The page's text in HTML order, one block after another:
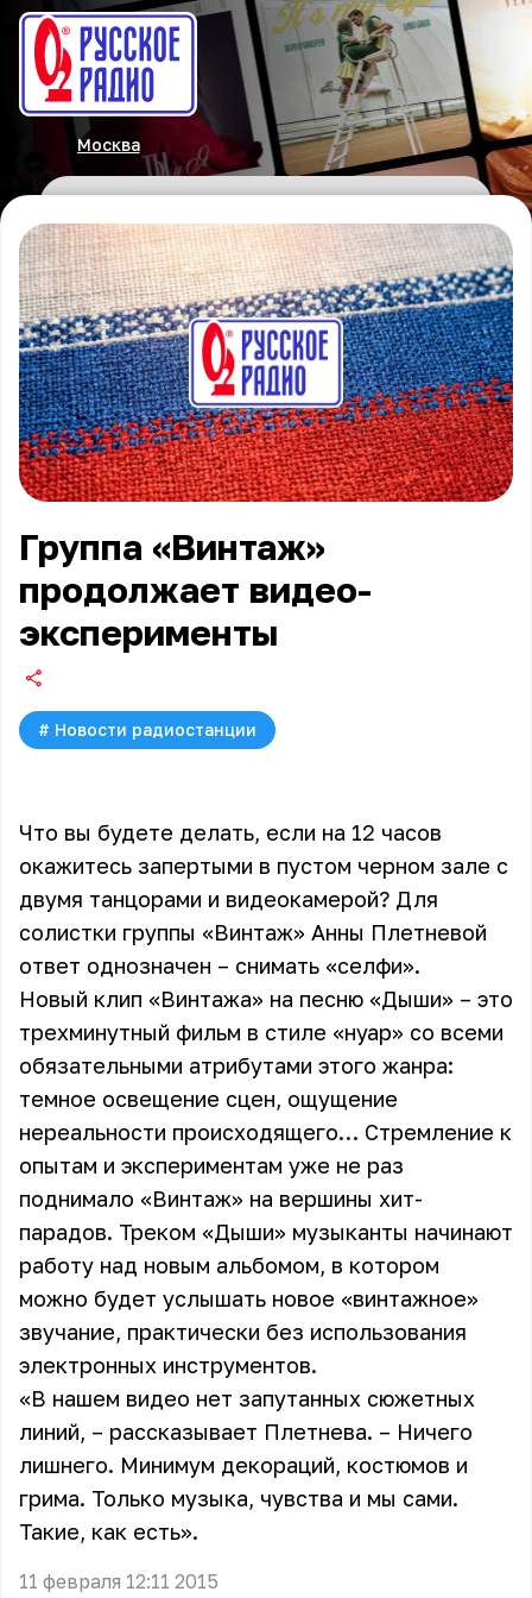
Москва
Группа «Винтаж»
продолжает видео-
эксперименты
# Новости радиостанции
Что вы будете делать, если на 12 часов
окажитесь запертыми в пустом черном зале с
двумя танцорами и видеокамерой? Для
солистки группы «Винтаж» Анны Плетневой
ответ однозначен – снимать «селфи».
Новый клип «Винтажа» на песню «Дыши» – это
трехминутный фильм в стиле «нуар» со всеми
обязательными атрибутами этого жанра:
темное освещение сцен, ощущение
нереальности происходящего… Стремление к
опытам и экспериментам уже не раз
поднимало «Винтаж» на вершины хит-
парадов. Треком «Дыши» музыканты начинают
работу над новым альбомом, в котором
можно будет услышать новое «винтажное»
звучание, практически без использования
электронных инструментов.
«В нашем видео нет запутанных сюжетных
линий, – рассказывает Плетнева. – Ничего
лишнего. Минимум декораций, костюмов и
грима. Только музыка, чувства и мы сами.
Такие, как есть».
11 февраля 12:11 2015